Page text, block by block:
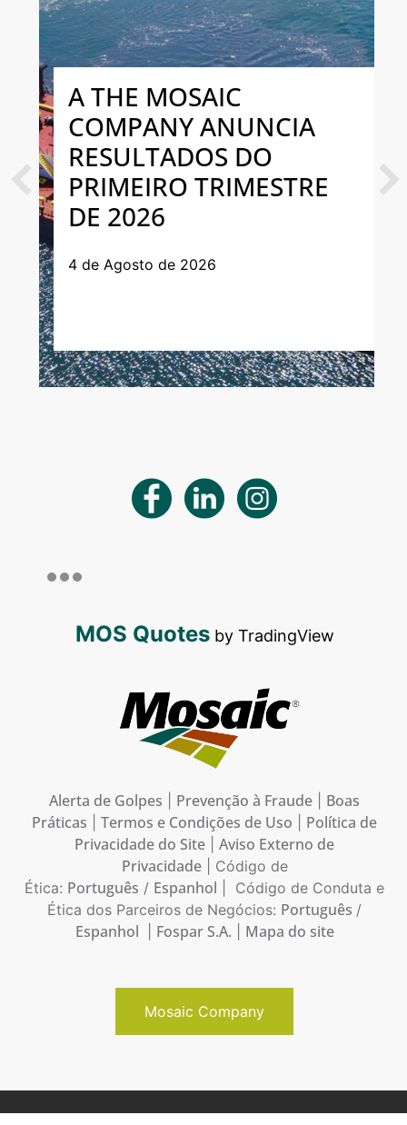
A THE MOSAIC
COMPANY ANUNCIA
RESULTADOS DO
PRIMEIRO TRIMESTRE
DE 2026
4 de Agosto de 2026
Previous
MOS Quotesby TradingView
Alerta de Golpes Prevenção à Fraude
Boas
Práticas
Termos e Condições de Uso
Política de
Privacidade do Site
Aviso Externo de
Privacidade| Código de
Ética: Português / Espanhol | Código de Conduta e
Ética dos Parceiros de Negócios: Português /
Espanhol Fospar S.A. Mapa do site
Mosaic Company